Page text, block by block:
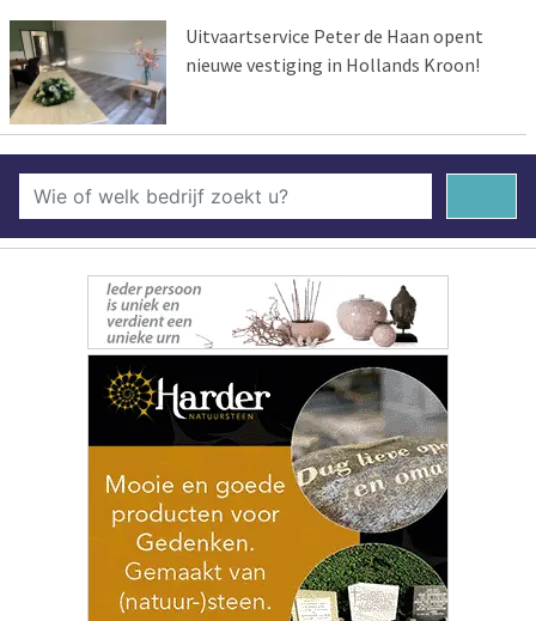
Uitvaartservice Peter de Haan opent
nieuwe vestiging in Hollands Kroon!